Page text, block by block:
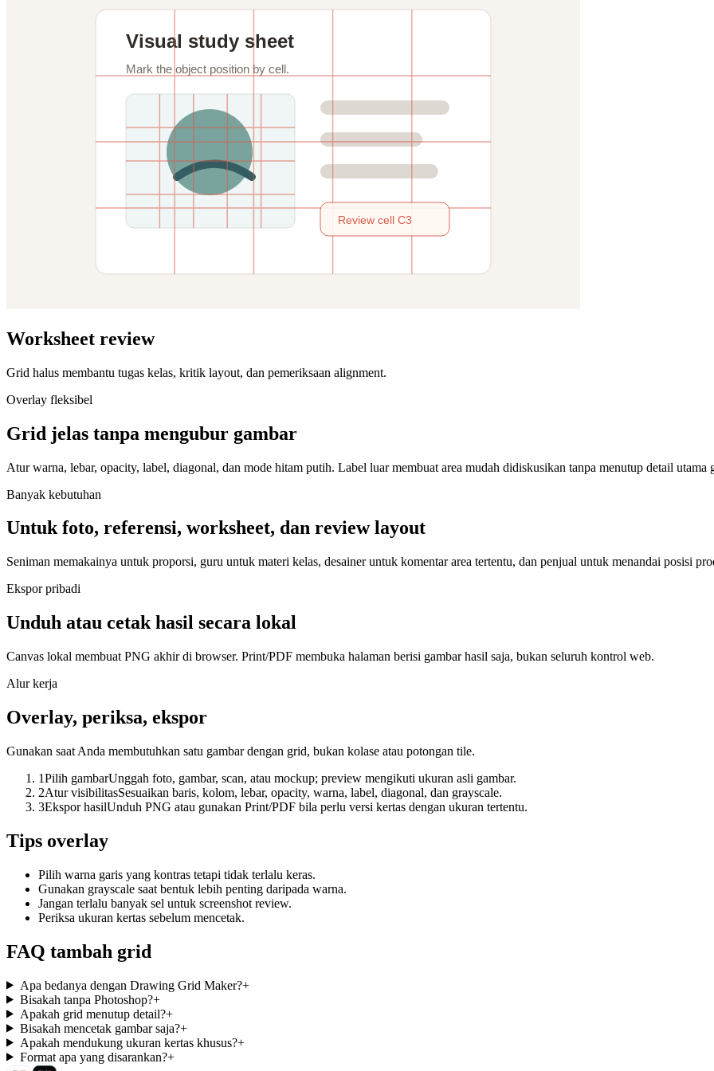
Worksheet review
Grid halus membantu tugas kelas, kritik layout, dan pemeriksaan alignment.
Overlay fleksibel
Grid jelas tanpa mengubur gambar
Atur warna, lebar, opacity, label, diagonal, dan mode hitam putih. Label luar membuat area mudah didiskusikan tanpa menutup detail utama
Banyak kebutuhan
Untuk foto, referensi, worksheet, dan review layout
Seniman memakainya untuk proporsi, guru untuk materi kelas, desainer untuk komentar area tertentu, dan penjual untuk menandai posisi
Ekspor pribadi
Unduh atau cetak hasil secara lokal
Canvas lokal membuat PNG akhir di browser. Print/PDF membuka halaman berisi gambar hasil saja, bukan seluruh kontrol web.
Alur kerja
Overlay, periksa, ekspor
Gunakan saat Anda membutuhkan satu gambar dengan grid, bukan kolase atau potongan tile.
1Pilih gambarUnggah foto, gambar, scan, atau mockup; preview mengikuti ukuran asli gambar.
2Atur visibilitasSesuaikan baris, kolom, lebar, opacity, warna, label, diagonal, dan grayscale.
3Ekspor hasilUnduh PNG atau gunakan Print/PDF bila perlu versi kertas dengan ukuran tertentu.
Tips overlay
Pilih warna garis yang kontras tetapi tidak terlalu keras.
Gunakan grayscale saat bentuk lebih penting daripada warna.
Jangan terlalu banyak sel untuk screenshot review.
Periksa ukuran kertas sebelum mencetak.
FAQ tambah grid
Apa bedanya dengan Drawing Grid Maker?+
Bisakah tanpa Photoshop?+
Apakah grid menutup detail?+
Bisakah mencetak gambar saja?+
Apakah mendukung ukuran kertas khusus?+
Format apa yang disarankan?+